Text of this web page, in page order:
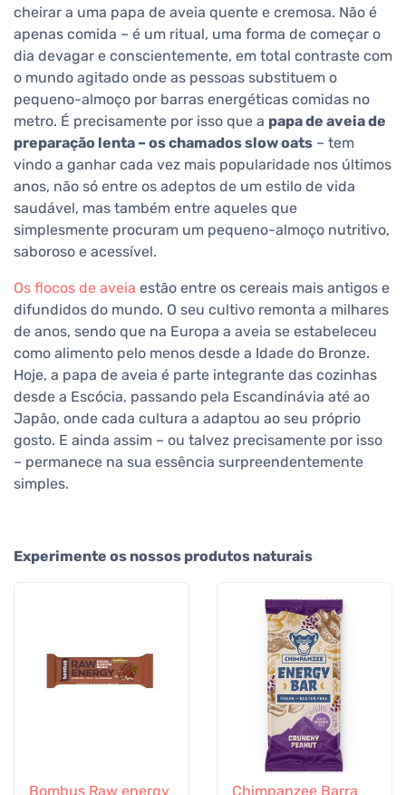
cheirar a uma papa de aveia quente e cremosa. Não é
apenas comida – é um ritual, uma forma de começar o
dia devagar e conscientemente, em total contraste com
o mundo agitado onde as pessoas substituem o
pequeno-almoço por barras energéticas comidas no
metro. É precisamente por isso que a papa de aveia de
preparação lenta – os chamados slow oats – tem
vindo a ganhar cada vez mais popularidade nos últimos
anos, não só entre os adeptos de um estilo de vida
saudável, mas também entre aqueles que
simplesmente procuram um pequeno-almoço nutritivo,
saboroso e acessível.
Os flocos de aveia estão entre os cereais mais antigos e
difundidos do mundo. O seu cultivo remonta a milhares
de anos, sendo que na Europa a aveia se estabeleceu
como alimento pelo menos desde a Idade do Bronze.
Hoje, a papa de aveia é parte integrante das cozinhas
desde a Escócia, passando pela Escandinávia até ao
Japão, onde cada cultura a adaptou ao seu próprio
gosto. E ainda assim – ou talvez precisamente por isso
– permanece na sua essência surpreendentemente
simples.
Experimente os nossos produtos naturais
Bombus Raw energy
Chimpanzee Barra